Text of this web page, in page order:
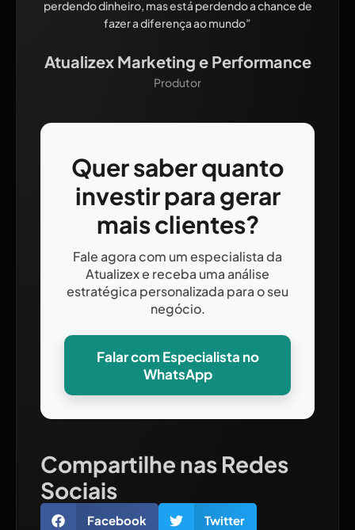
perdendo dinheiro, mas está perdendo a chance de
fazer a diferença ao mundo”
Atualizex Marketing e Performance
Produtor
Quer saber quanto
investir para gerar
mais clientes?
Fale agora com um especialista da
Atualizex e receba uma análise
estratégica personalizada para o seu
negócio.
Falar com Especialista no
WhatsApp
Compartilhe nas Redes
Sociais
Facebook Twitter